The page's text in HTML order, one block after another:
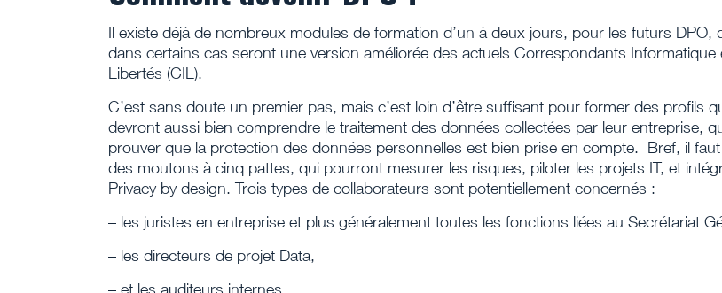
Il existe déjà de nombreux modules de formation d’un à deux jours, pour les futurs DPO,
dans certains cas seront une version améliorée des actuels Correspondants Informatique
Libertés (CIL).
C’est sans doute un premier pas, mais c’est loin d’être suffisant pour former des profils
devront aussi bien comprendre le traitement des données collectées par leur entreprise,
prouver que la protection des données personnelles est bien prise en compte. Bref, il
des moutons à cinq pattes, qui pourront mesurer les risques, piloter les projets IT, et
Privacy by design. Trois types de collaborateurs sont potentiellement concernés :
– les juristes en entreprise et plus généralement toutes les fonctions liées au Secrétariat
– les directeurs de projet Data,
– et les auditeurs internes.